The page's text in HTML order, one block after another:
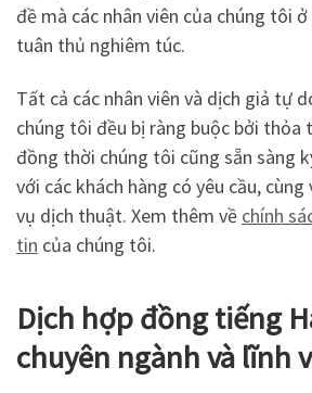
đề mà các nhân viên của chúng tôi
tuân thủ nghiêm túc.
Tất cả các nhân viên và dịch giả tự
chúng tôi đều bị ràng buộc bởi thỏa
đồng thời chúng tôi cũng sẵn sàng
với các khách hàng có yêu cầu,
vụ dịch thuật. Xem thêm về chính
tin của chúng tôi.
Dịch hợp đồng tiếng
chuyên ngành và lĩnh